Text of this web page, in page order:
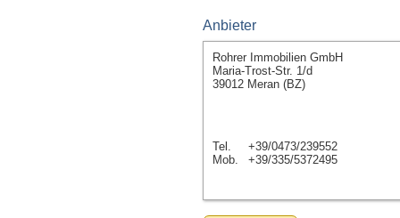
Anbieter
Rohrer Immobilien GmbH
Maria-Trost-Str. 1/d
39012 Meran (BZ)
Tel.
+39/0473/239552
Mob.
+39/335/5372495